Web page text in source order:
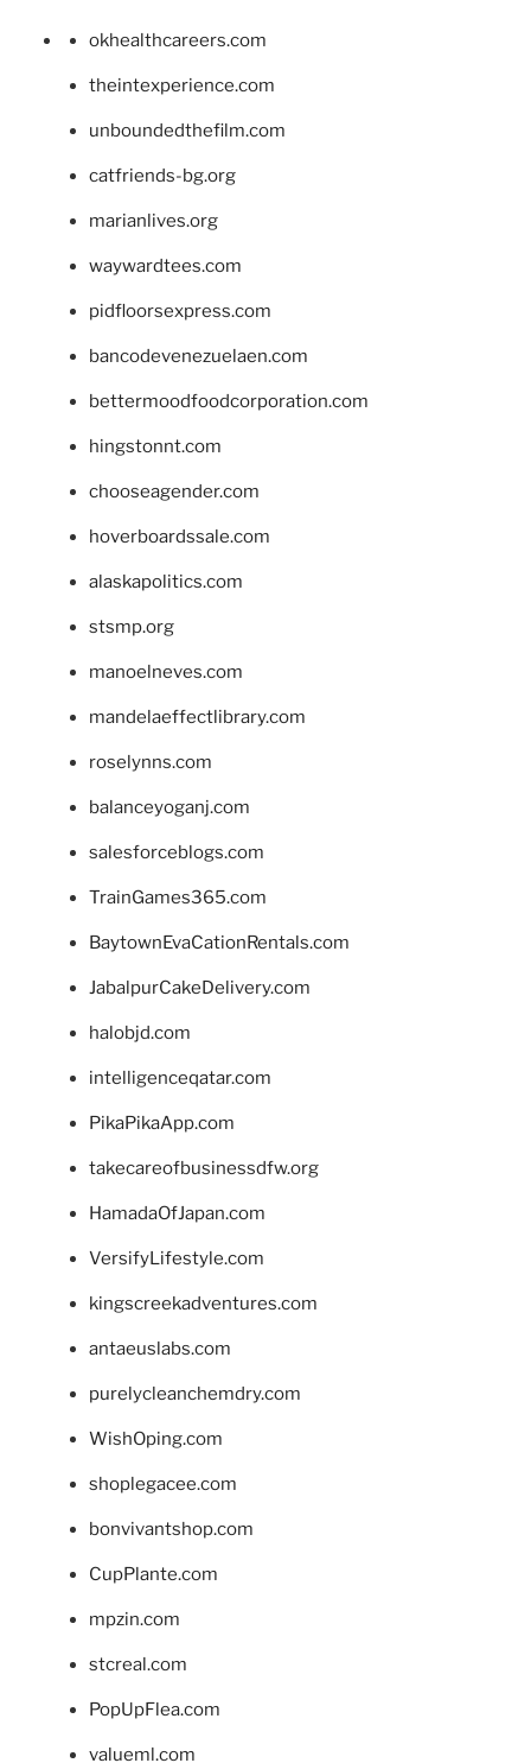
okhealthcareers.com
theintexperience.com
unboundedthefilm.com
catfriends-bg.org
marianlives.org
waywardtees.com
pidfloorsexpress.com
bancodevenezuelaen.com
bettermoodfoodcorporation.com
hingstonnt.com
chooseagender.com
hoverboardssale.com
alaskapolitics.com
stsmp.org
manoelneves.com
mandelaeffectlibrary.com
roselynns.com
balanceyoganj.com
salesforceblogs.com
TrainGames365.com
BaytownEvaCationRentals.com
JabalpurCakeDelivery.com
halobjd.com
intelligenceqatar.com
PikaPikaApp.com
takecareofbusinessdfw.org
HamadaOfJapan.com
VersifyLifestyle.com
kingscreekadventures.com
antaeuslabs.com
purelycleanchemdry.com
WishOping.com
shoplegacee.com
bonvivantshop.com
CupPlante.com
mpzin.com
stcreal.com
PopUpFlea.com
valueml.com